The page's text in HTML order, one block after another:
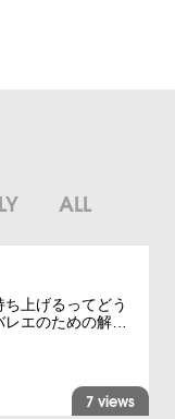
ALL
上げるってどう
レエのための解…
7 views